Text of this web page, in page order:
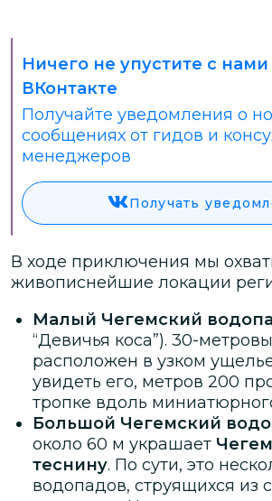
Ничего не упустите с нами
ВКонтакте
Получайте уведомления о
сообщениях от гидов и
менеджеров
Получать
В ходе приключения мы
живописнейшие локации
Малый Чегемский
“Девичья коса”). 30-
расположен в узком
увидеть его, метров 200
тропке вдоль
Большой Чегемский
около 60 м украшает
теснину. По сути, это
водопадов, струящихся из